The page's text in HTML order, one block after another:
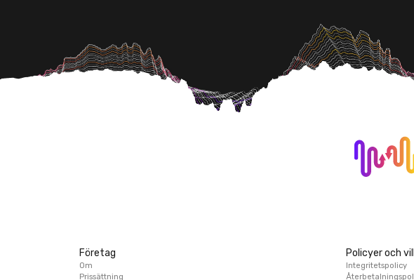
Företag
Om
Prissättning
Policyer och
Integritetspolicy